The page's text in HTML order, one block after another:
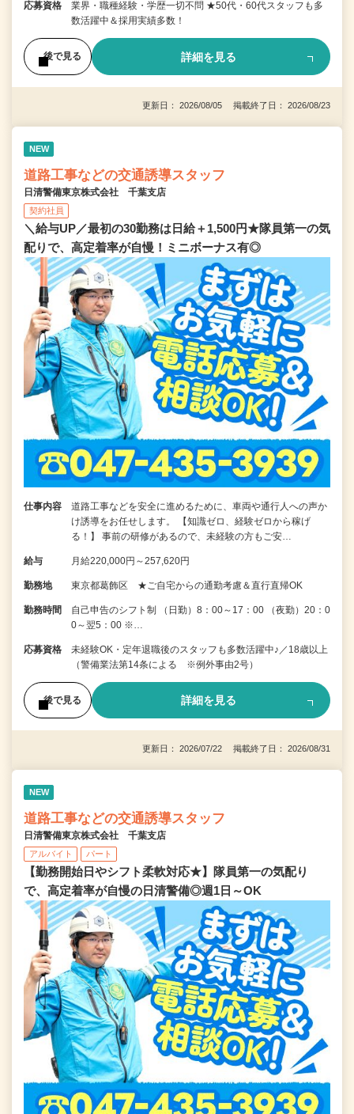
応募資格
業界・職種経験・学歴一切不問 ★50代・60代スタッフも多
数活躍中＆採用実績多数！
後で見る 詳細を見る
更新日： 2026/08/05 掲載終了日： 2026/08/23
NEW
道路工事などの交通誘導スタッフ
日清警備東京株式会社 千葉支店
契約社員
＼給与UP／最初の30勤務は日給＋1,500円★隊員第一の気
配りで、高定着率が自慢！ミニボーナス有◎
仕事内容
道路工事などを安全に進めるために、車両や通行人への声か
け誘導をお任せします。 【知識ゼロ、経験ゼロから稼げ
る！】 事前の研修があるので、未経験の方もご安…
給与 月給220,000円～257,620円
勤務地 東京都葛飾区 ★ご自宅からの通勤考慮＆直行直帰OK
勤務時間
自己申告のシフト制 （日勤）8：00～17：00 （夜勤）20：0
0～翌5：00 ※…
応募資格
未経験OK・定年退職後のスタッフも多数活躍中♪／18歳以上
（警備業法第14条による ※例外事由2号）
後で見る 詳細を見る
更新日： 2026/07/22 掲載終了日： 2026/08/31
NEW
道路工事などの交通誘導スタッフ
日清警備東京株式会社 千葉支店
アルバイト パート
【勤務開始日やシフト柔軟対応★】隊員第一の気配り
で、高定着率が自慢の日清警備◎週1日～OK